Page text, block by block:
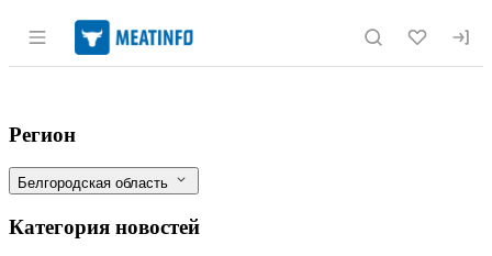
Раздел навигации по сайту
Белгородские животноводы получили
Фильтры
Регион
Белгородская область
Категория новостей